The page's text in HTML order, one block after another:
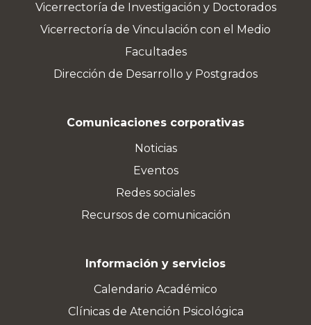
Vicerrectoría de Investigación y Doctorados
Vicerrectoría de Vinculación con el Medio
Facultades
Dirección de Desarrollo y Postgrados
Comunicaciones corporativas
Noticias
Eventos
Redes sociales
Recursos de comunicación
Información y servicios
Calendario Académico
Clínicas de Atención Psicológica